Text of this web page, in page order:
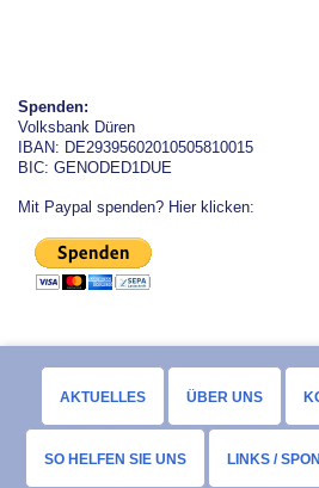
Spenden:
Volksbank Düren
IBAN: DE29395602010505810015
BIC: GENODED1DUE
Mit Paypal spenden? Hier klicken:
AKTUELLES ÜBER UNS
SO HELFEN SIE UNS LINKS /